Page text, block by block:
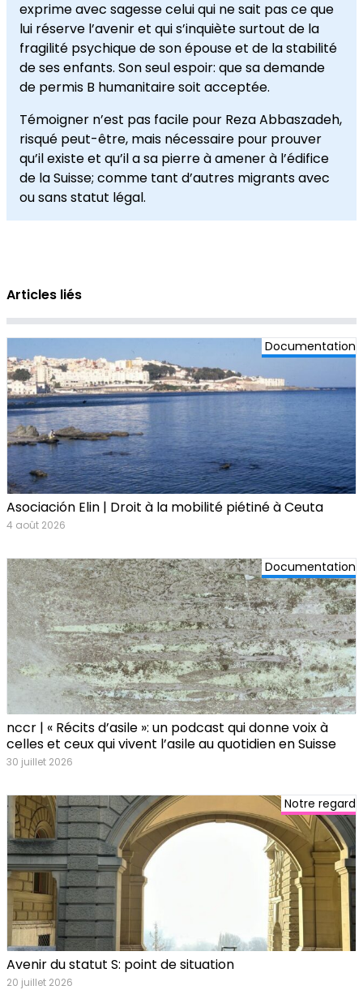
exprime avec sagesse celui qui ne sait pas ce que
lui réserve l’avenir et qui s’inquiète surtout de la
fragilité psychique de son épouse et de la stabilité
de ses enfants. Son seul espoir: que sa demande
de permis B humanitaire soit acceptée.
Témoigner n’est pas facile pour Reza Abbaszadeh,
risqué peut-être, mais nécessaire pour prouver
qu’il existe et qu’il a sa pierre à amener à l’édifice
de la Suisse; comme tant d’autres migrants avec
ou sans statut légal.
Articles liés
Documentation
Asociación Elin | Droit à la mobilité piétiné à Ceuta
4 août 2026
Documentation
nccr | « Récits d’asile »: un podcast qui donne voix à
celles et ceux qui vivent l’asile au quotidien en Suisse
30 juillet 2026
Notre regard
Avenir du statut S: point de situation
20 juillet 2026